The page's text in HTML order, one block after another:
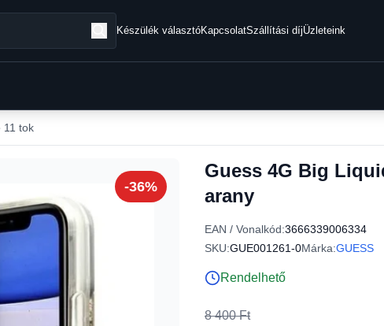
Készülék választóKapcsolatSzállítási díjÜzleteink
11 tok
-36%
Guess 4G Big
arany
EAN / Vonalkód:3666339006334
SKU:GUE001261-0Márka:GUESS
Rendelhető
8 400 Ft